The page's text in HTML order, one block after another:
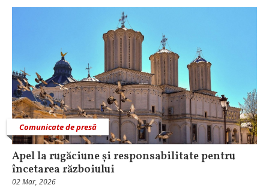
Comunicate de presă
Apel la rugăciune și responsabilitate pentru
încetarea războiului
02 Mar, 2026